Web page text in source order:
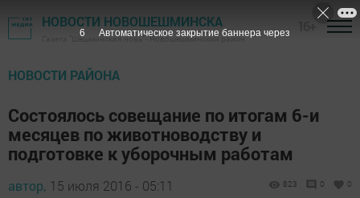
НОВОСТИ НОВОШЕШМИНСКА
Газета "Шешминская новь" - Новошешминский район
НОВОСТИ РАЙОНА
Состоялось совещание по итогам 6-и
месяцев по животноводству и
подготовке к уборочным работам
автор, 15 июля 2016 - 05:11 823 0 0
5 Автоматическое закрытие баннера через